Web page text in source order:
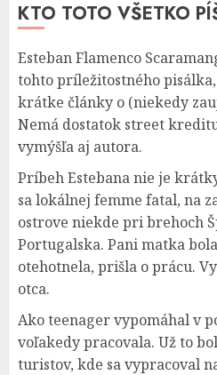
KTO TOTO VŠETKO
Esteban Flamenco
tohto príležitostného
krátke články o (niekedy
Nemá dostatok street
vymýšľa aj autora.
Príbeh Estebana nie je
sa lokálnej femme fatal, na
ostrove niekde pri brehoch
Portugalska. Pani matka
otehotnela, prišla o prácu.
otca.
Ako teenager vypomáhal v
voľakedy pracovala. Už to
turistov, kde sa vypracoval